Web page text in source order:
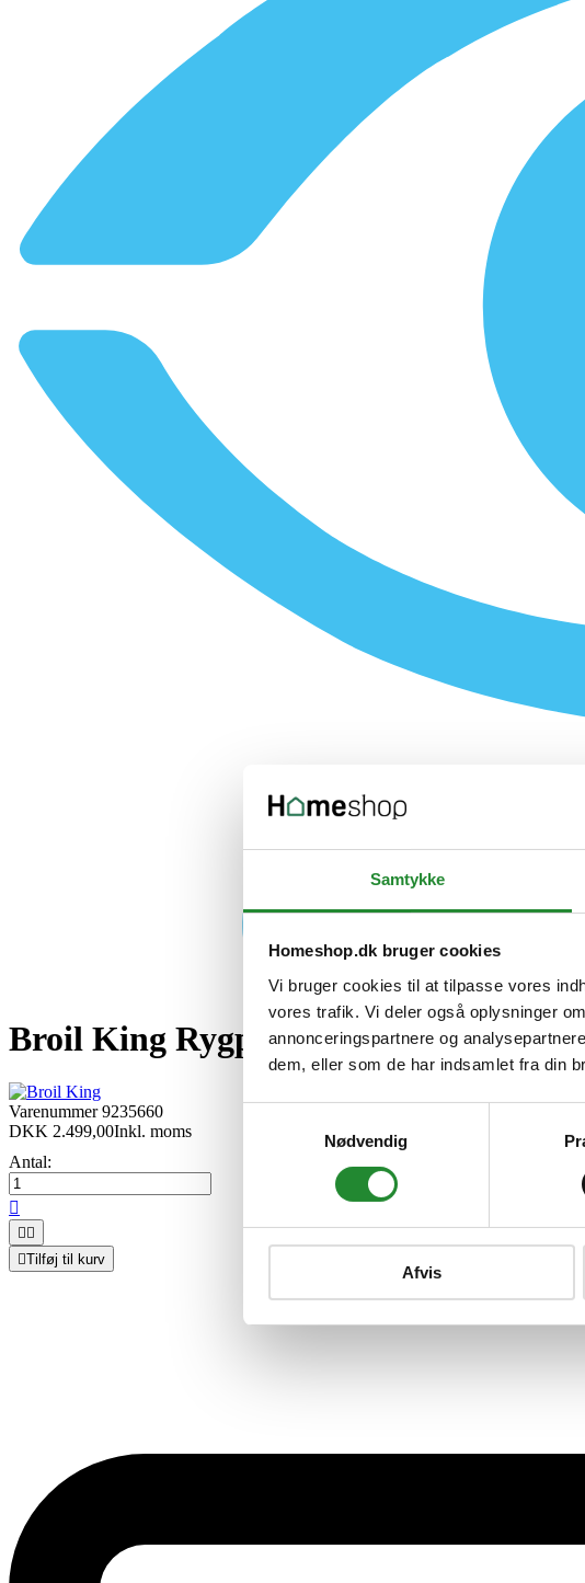
Samtykke
Homeshop.dk bruger cookies
Vi bruger cookies til at tilpasse vores
vores trafik. Vi deler også oplysninger
annonceringspartnere og
dem, eller som de har indsamlet fra din
Nødvendig
Afvis
Broil King Rygpanel til Imperial™ &
Varenummer9235660
DKK 2.499,00Inkl. moms
Antal:

 
Tilføj til kurv